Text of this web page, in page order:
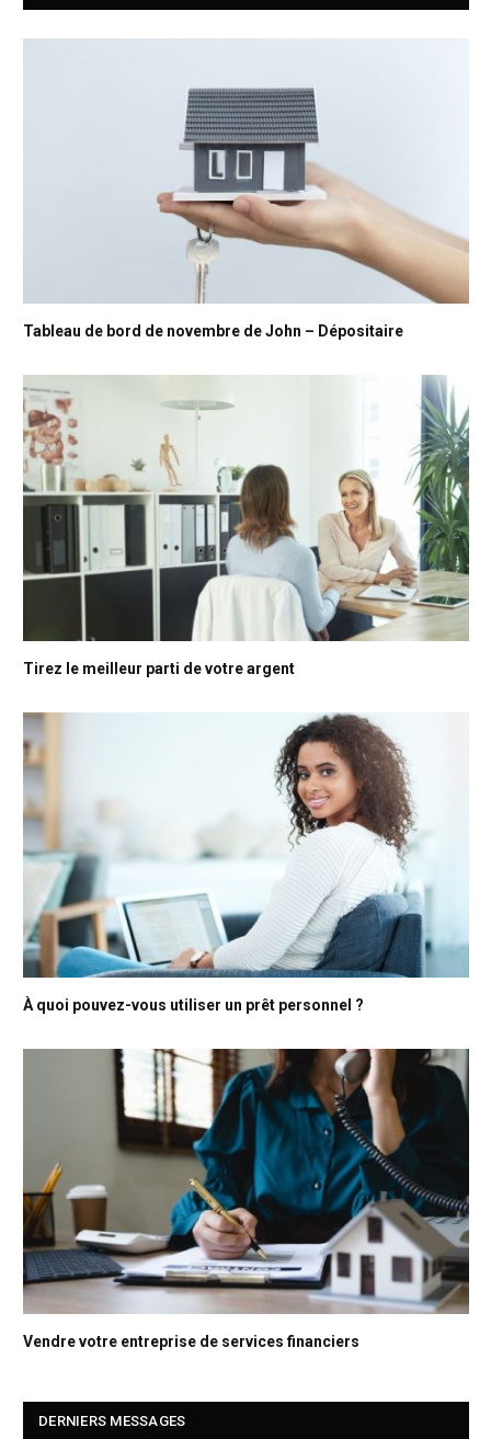
Tableau de bord de novembre de John – Dépositaire
Tirez le meilleur parti de votre argent
À quoi pouvez-vous utiliser un prêt personnel ?
Vendre votre entreprise de services financiers
DERNIERS MESSAGES